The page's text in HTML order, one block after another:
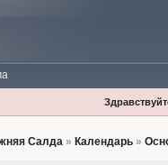
Салда» Календарь»